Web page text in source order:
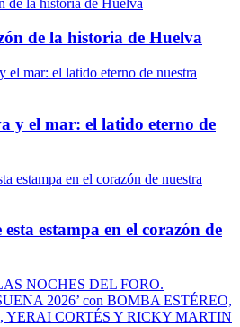
de la historia de Huelva
y el mar: el latido eterno de
esta estampa en el corazón de